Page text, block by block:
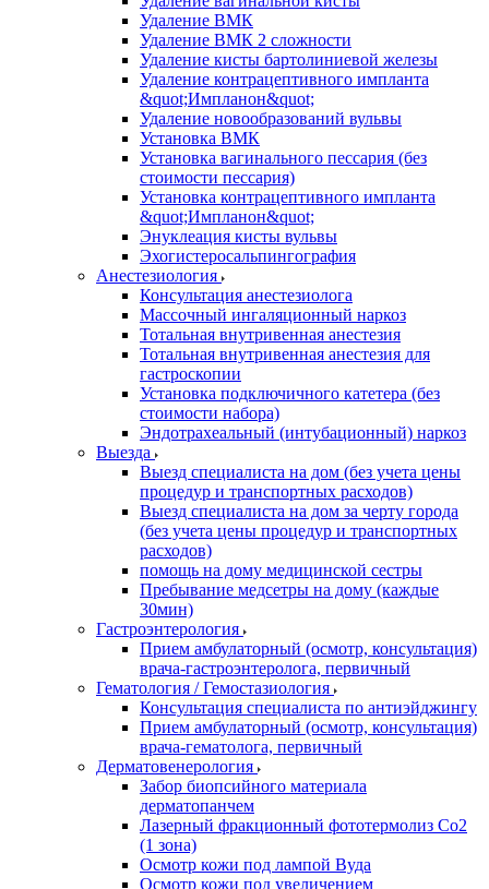
Удаление ВМК
Удаление ВМК 2 сложности
Удаление кисты бартолиниевой железы
Удаление контрацептивного импланта
&quot;Импланон&quot;
Удаление новообразований вульвы
Установка ВМК
Установка вагинального пессария (без
стоимости пессария)
Установка контрацептивного импланта
&quot;Импланон&quot;
Энуклеация кисты вульвы
Эхогистеросальпингография
Анестезиология
Консультация анестезиолога
Массочный ингаляционный наркоз
Тотальная внутривенная анестезия
Тотальная внутривенная анестезия для
гастроскопии
Установка подключичного катетера (без
стоимости набора)
Эндотрахеальный (интубационный) наркоз
Выезда
Выезд специалиста на дом (без учета цены
процедур и транспортных расходов)
Выезд специалиста на дом за черту города
(без учета цены процедур и транспортных
расходов)
помощь на дому медицинской сестры
Пребывание медсетры на дому (каждые
30мин)
Гастроэнтерология
Прием амбулаторный (осмотр, консультация)
врача-гастроэнтеролога, первичный
Гематология / Гемостазиология
Консультация специалиста по антиэйджингу
Прием амбулаторный (осмотр, консультация)
врача-гематолога, первичный
Дерматовенерология
Забор биопсийного материала
дерматопанчем
Лазерный фракционный фототермолиз Со2
(1 зона)
Осмотр кожи под лампой Вуда
Осмотр кожи под увеличением